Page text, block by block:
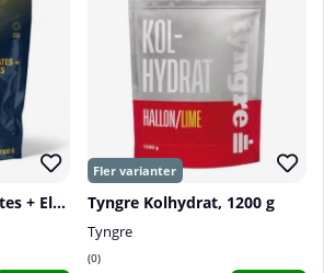
Vitargo Carbohydrates + Electrolytes, 1500 g Tyngre Kolhydrat, 1200 g
Tyngre
0